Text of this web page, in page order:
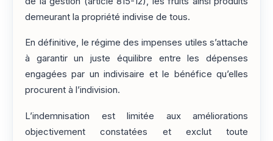
demeurant la propriété indivise de tous.
En définitive, le régime des impenses utiles s’attache
à garantir un juste équilibre entre les dépenses
engagées par un indivisaire et le bénéfice qu’elles
procurent à l’indivision.
L’indemnisation est limitée aux améliorations
objectivement constatées et exclut toute